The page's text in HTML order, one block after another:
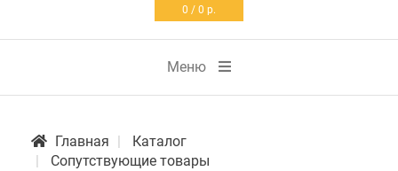
0 / 0 р.
Меню
Главная
Каталог
Сопутствующие товары